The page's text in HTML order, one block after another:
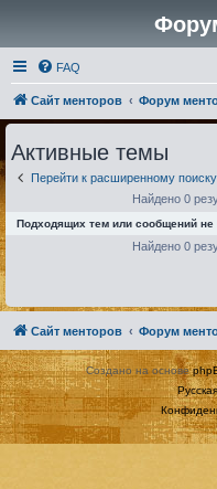
FAQ
Сайт менторов Форум
Активные темы
Перейти к расширенному поиску
Найдено 0
Подходящих тем или сообщений не
Найдено 0
Сайт менторов Форум
Создано на основе